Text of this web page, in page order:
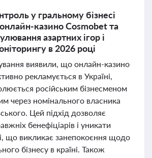
у гральному бізнесі
казино Cosmobet та
азартних ігор і
в 2026 році
виявили, що онлайн-казино
рекламується в Україні,
російським бізнесменом
через номінального власника
Цей підхід дозволяє
бенефіціарів і уникати
що викликає занепокоєння щодо
бізнесу в країні. Також